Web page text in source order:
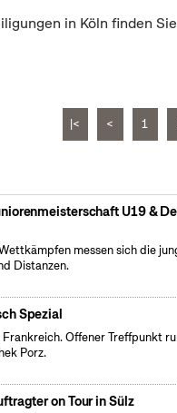
in Köln finden
|< < 1
U19 &
messen sich die
Distanzen.
Spezial
Frankreich. Offener Treffpunkt
Porz.
on Tour in Sülz